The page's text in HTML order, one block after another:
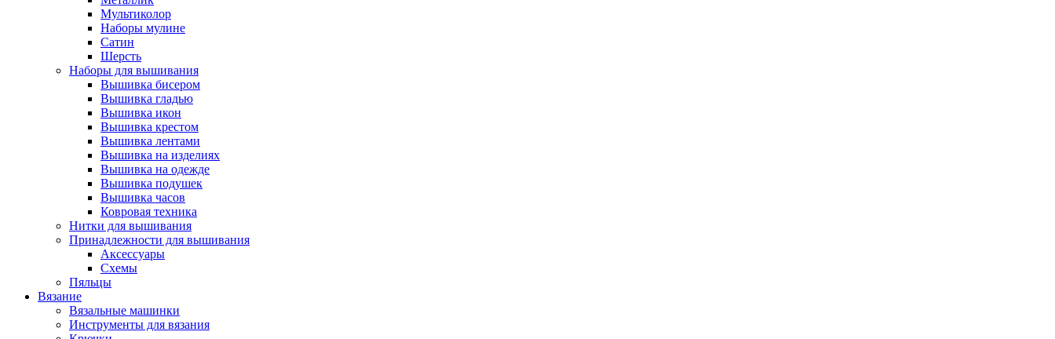
Мультиколор
Наборы мулине
Сатин
Шерсть
Наборы для вышивания
Вышивка бисером
Вышивка гладью
Вышивка икон
Вышивка крестом
Вышивка лентами
Вышивка на изделиях
Вышивка на одежде
Вышивка подушек
Вышивка часов
Ковровая техника
Нитки для вышивания
Принадлежности для вышивания
Аксессуары
Схемы
Пяльцы
Вязание
Вязальные машинки
Инструменты для вязания